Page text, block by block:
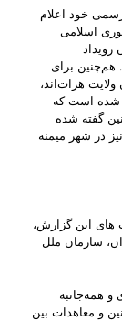
خود اعلام
اسلامی
‌رویداد
برای
هرات‌اند،
شده است که
گفته شده
در شهر میمنه
های این گزارش،
سازمان ملل
و همه‌جانبه
و معاهدات بین